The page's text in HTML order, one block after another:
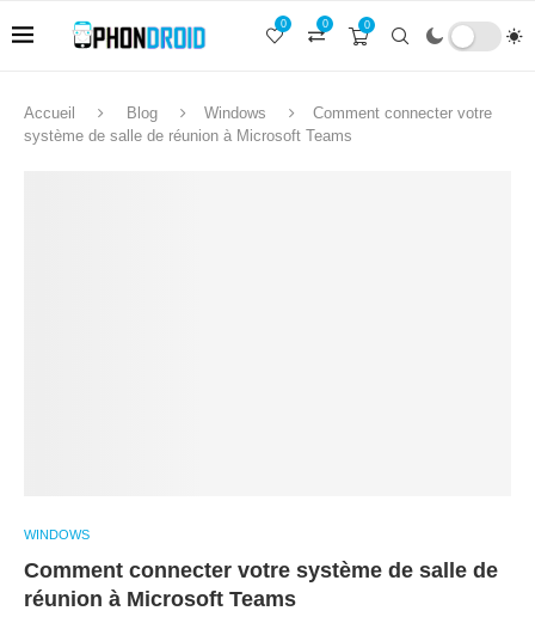
0
0
0
Accueil Blog Windows
Comment connecter votre
système de salle de réunion à Microsoft Teams
WINDOWS
Comment connecter votre système de salle de
réunion à Microsoft Teams